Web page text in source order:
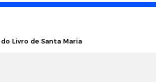
Livro de Santa Maria